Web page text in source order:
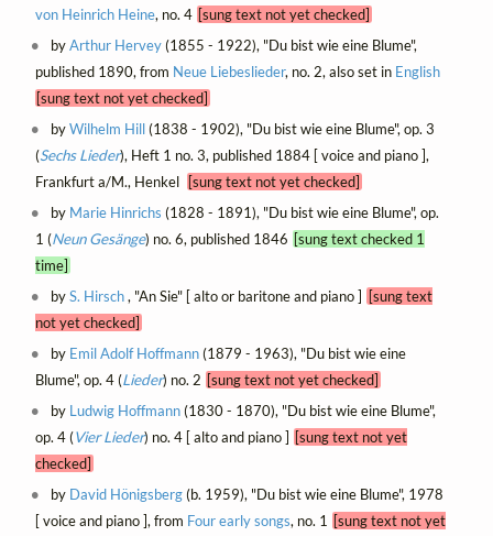
von Heinrich Heine, no. 4 [sung text not yet checked]
byArthur Hervey(1855 - 1922), "Du bist wie eine Blume",
published 1890, from Neue Liebeslieder, no. 2, also set in English
[sung text not yet checked]
byWilhelm Hill(1838 - 1902), "Du bist wie eine Blume", op. 3
(Sechs Lieder), Heft 1 no. 3, published 1884 [ voice and piano ],
Frankfurt a/M., Henkel
[sung text not yet checked]
by Marie Hinrichs (1828 - 1891), "Du bist wie eine Blume", op.
1 (Neun Gesänge) no. 6, published 1846 [sung text checked 1
time]
byS. Hirsch, "An Sie" [ alto or baritone and piano ]
[sung text
not yet checked]
by Emil Adolf Hoffmann(1879 - 1963), "Du bist wie eine
Blume", op. 4 (Lieder) no. 2 [sung text not yet checked]
by Ludwig Hoffmann(1830 - 1870), "Du bist wie eine Blume",
op. 4 (Vier Lieder) no. 4 [ alto and piano ] [sung text not yet
checked]
by David Hönigsberg(b. 1959), "Du bist wie eine Blume", 1978
[ voice and piano ], from Four early songs, no. 1
[sung text not yet